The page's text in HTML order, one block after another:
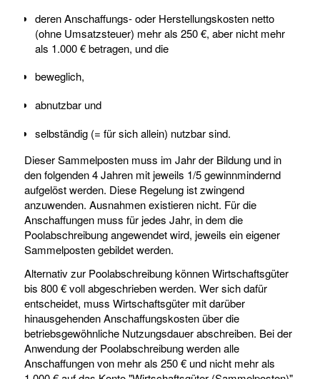
deren Anschaffungs- oder Herstellungskosten netto
(ohne Umsatzsteuer) mehr als 250 €, aber nicht mehr
als 1.000 € betragen, und die
beweglich,
abnutzbar und
selbständig (= für sich allein) nutzbar sind.
Dieser Sammelposten muss im Jahr der Bildung und in
den folgenden 4 Jahren mit jeweils 1/5 gewinnmindernd
aufgelöst werden. Diese Regelung ist zwingend
anzuwenden. Ausnahmen existieren nicht. Für die
Anschaffungen muss für jedes Jahr, in dem die
Poolabschreibung angewendet wird, jeweils ein eigener
Sammelposten gebildet werden.
Alternativ zur Poolabschreibung können Wirtschaftsgüter
bis 800 € voll abgeschrieben werden. Wer sich dafür
entscheidet, muss Wirtschaftsgüter mit darüber
hinausgehenden Anschaffungskosten über die
betriebsgewöhnliche Nutzungsdauer abschreiben. Bei der
Anwendung der Poolabschreibung werden alle
Anschaffungen von mehr als 250 € und nicht mehr als